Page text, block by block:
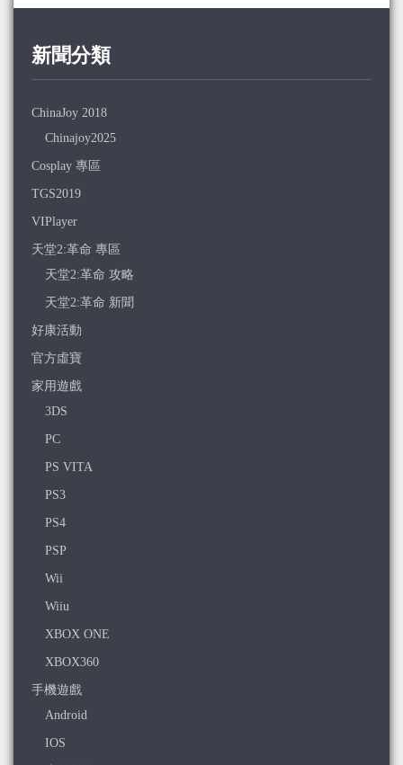
新聞分類
ChinaJoy 2018
Chinajoy2025
Cosplay 專區
TGS2019
VIPlayer
天堂2:革命 專區
天堂2:革命 攻略
天堂2:革命 新聞
好康活動
官方虛寶
家用遊戲
3DS
PC
PS VITA
PS3
PS4
PSP
Wii
Wiiu
XBOX ONE
XBOX360
手機遊戲
Android
IOS